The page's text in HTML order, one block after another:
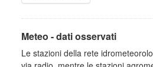
Meteo - dati osservati
Le stazioni della rete